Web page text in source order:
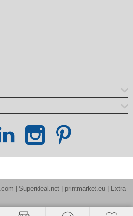
| Superideal.net | printmarket.eu | Extra